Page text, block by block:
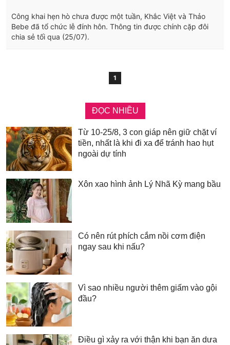
Công khai hẹn hò chưa được một tuần, Khắc Việt và Thảo
Bebe đã tổ chức lễ đính hôn. Thông tin được chính cặp đôi
chia sẻ tối qua (25/07).
1
ĐỌC NHIỀU
Từ 10-25/8, 3 con giáp nên giữ chặt ví
tiền, nhất là khi đi xa để tránh hao hụt
ngoài dự tính
Xôn xao hình ảnh Lý Nhã Kỳ mang bầu
Có nên rút phích cắm nồi cơm điện
ngay sau khi nấu?
Vì sao nhiều người thêm giấm vào gội
đầu?
Điều gì xảy ra với thận khi bạn ăn dưa